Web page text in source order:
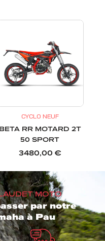
CYCLO NEUF
BETA RR MOTARD 2T
50 SPORT
3480,00 €
MOTO
par notre
à Pau